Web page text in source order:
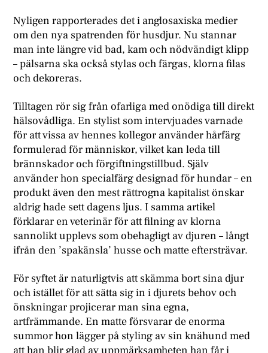
Nyligen rapporterades det i anglosaxiska medier
om den nya spatrenden för husdjur. Nu stannar
man inte längre vid bad, kam och nödvändigt klipp
– pälsarna ska också stylas och färgas, klorna filas
och dekoreras.
Tilltagen rör sig från ofarliga med onödiga till direkt
hälsovådliga. En stylist som intervjuades varnade
för att vissa av hennes kollegor använder hårfärg
formulerad för människor, vilket kan leda till
brännskador och förgiftningstillbud. Själv
använder hon specialfärg designad för hundar – en
produkt även den mest rättrogna kapitalist önskar
aldrig hade sett dagens ljus. I samma artikel
förklarar en veterinär för att filning av klorna
sannolikt upplevs som obehagligt av djuren – långt
ifrån den ’spakänsla’ husse och matte eftersträvar.
För syftet är naturligtvis att skämma bort sina djur
och istället för att sätta sig in i djurets behov och
önskningar projicerar man sina egna,
artfrämmande. En matte försvarar de enorma
summor hon lägger på styling av sin knähund med